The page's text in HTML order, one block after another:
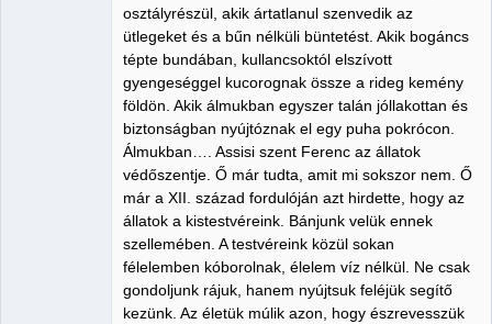
osztályrészül, akik ártatlanul szenvedik az
ütlegeket és a bűn nélküli büntetést. Akik bogáncs
tépte bundában, kullancsoktól elszívott
gyengeséggel kucorognak össze a rideg kemény
földön. Akik álmukban egyszer talán jóllakottan és
biztonságban nyújtóznak el egy puha pokrócon.
Álmukban…. Assisi szent Ferenc az állatok
védőszentje. Ő már tudta, amit mi sokszor nem. Ő
már a XII. század fordulóján azt hirdette, hogy az
állatok a kistestvéreink. Bánjunk velük ennek
szellemében. A testvéreink közül sokan
félelemben kóborolnak, élelem víz nélkül. Ne csak
gondoljunk rájuk, hanem nyújtsuk feléjük segítő
kezünk. Az életük múlik azon, hogy észrevesszük